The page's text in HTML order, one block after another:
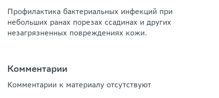
Профилактика бактериальных инфекций при
небольших ранах порезах ссадинах и других
незагрязненных повреждениях кожи.
Комментарии
Комментарии к материалу отсутствуют